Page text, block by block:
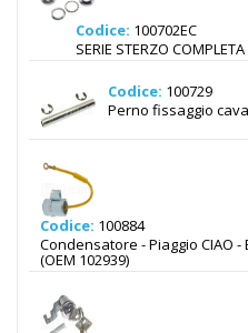
Codice: 100702EC
SERIE STERZO
Codice: 100729
Perno fissaggio
Codice: 100884
Condensatore - Piaggio CIAO -
(OEM 102939)